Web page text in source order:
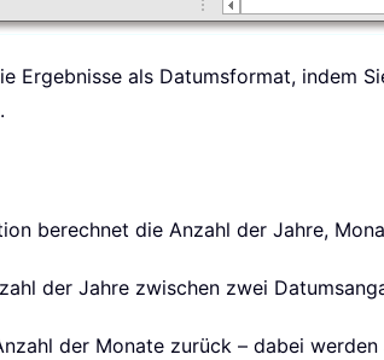
Ergebnisse als Datumsformat, indem
berechnet die Anzahl der Jahre,
der Jahre zwischen zwei
der Monate zurück – dabei